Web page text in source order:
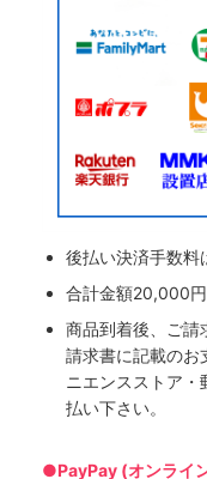
後払い決済手数料
合計金額20,000円
商品到着後、ご請
請求書に記載のお
ニエンスストア・
払い下さい。
●PayPay (オンライ